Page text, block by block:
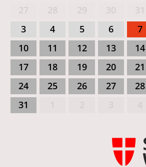
3
4 5 6 7
10
11 12 13 14
17
18 19 20 21
24
25 26 27 28
31